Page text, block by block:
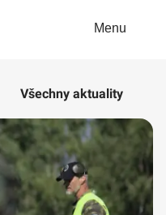
Menu
Všechny aktuality